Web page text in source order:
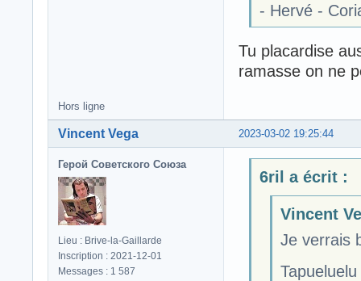
- Hervé -
Tu placardise
ramasse on ne
Hors ligne
2023-03-02 19:25:44
Vincent Vega
Герой Советского Союза
Lieu : Brive-la-Gaillarde
Inscription : 2021-12-01
Messages : 1 587
6ril a écrit :
Vincent
Je verrais